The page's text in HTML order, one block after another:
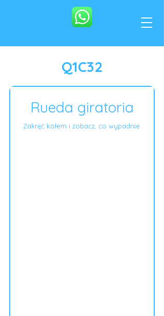
Q1C32
Rueda giratoria
Zakręć kołem i zobacz, co wypadnie.